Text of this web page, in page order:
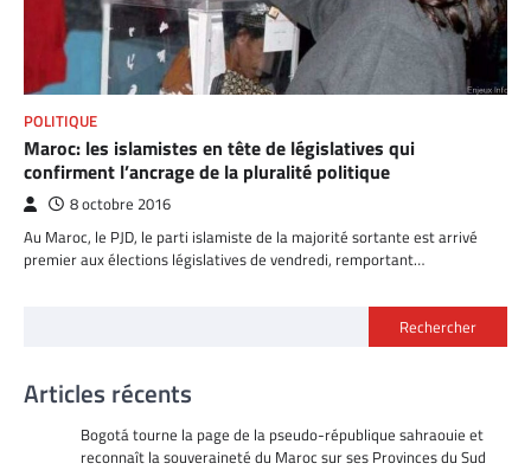
POLITIQUE
Maroc: les islamistes en tête de législatives qui
confirment l’ancrage de la pluralité politique
8 octobre 2016
Au Maroc, le PJD, le parti islamiste de la majorité sortante est arrivé
premier aux élections législatives de vendredi, remportant…
Rechercher
Articles récents
Bogotá tourne la page de la pseudo-république sahraouie et
reconnaît la souveraineté du Maroc sur ses Provinces du Sud